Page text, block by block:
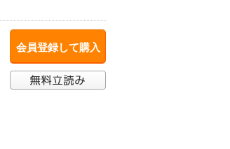
会員登録して購入